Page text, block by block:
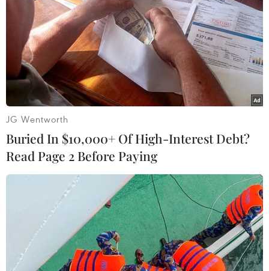
Chủ tịch nước Nguyễn Xuân Phúc với các đại biểu. (Ảnh: Thống
Nhất/TTXVN)
Chủ tịch nước Nguyễn Xuân Phúc với các đại biểu. (Ảnh: Thống
JG Wentworth
Buried In $10,000+ Of High-Interest Debt?
Read Page 2 Before Paying